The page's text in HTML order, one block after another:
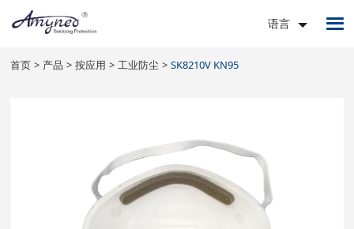
语言
首页 产品 按应用 工业防尘 SK8210V KN95